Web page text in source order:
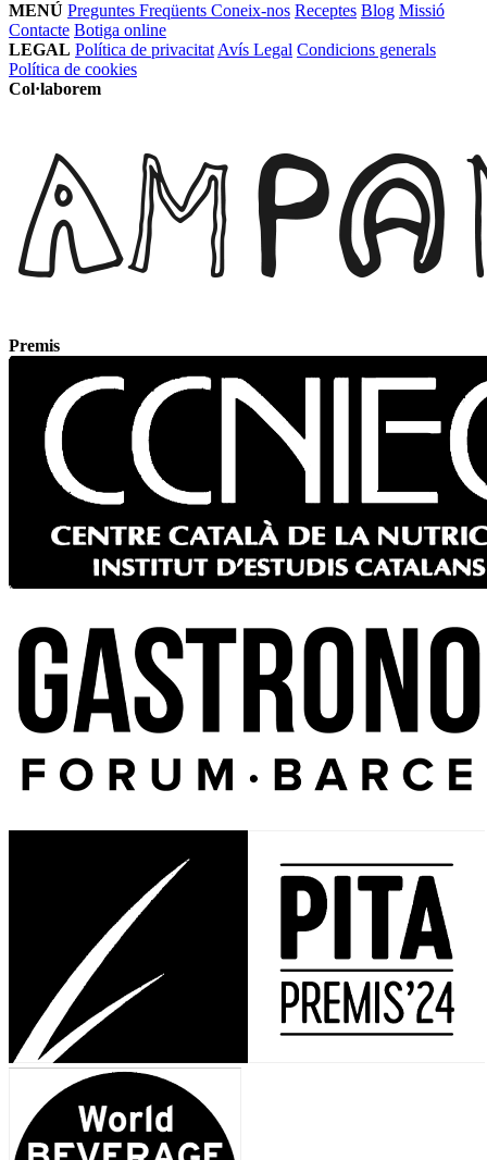
MENÚ Preguntes Freqüents Coneix-nos Receptes Blog Missió
Contacte Botiga online
LEGAL Política de privacitatAvís Legal Condicions generals
Política de cookies
Col·laborem
Premis